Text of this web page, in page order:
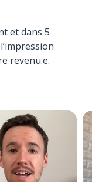
et dans 5
revenu.e.